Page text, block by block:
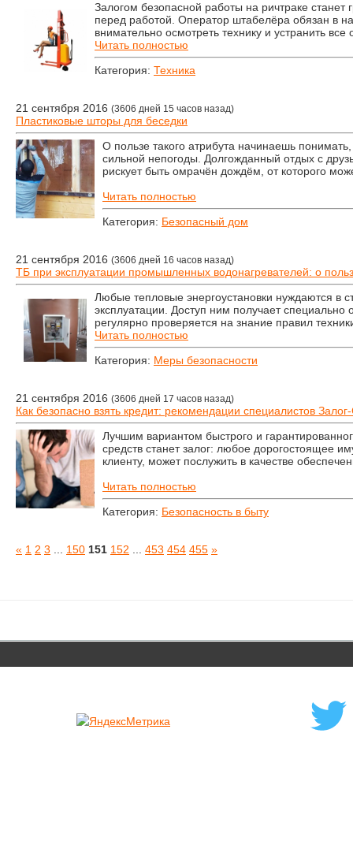
Залогом безопасной работы на ричтраке станет
перед работой. Оператор штабелёра обязан в
внимательно осмотреть технику и устранить
Читать полностью
Категория: Техника
21 сентября 2016 (3606 дней 15 часов назад)
Пластиковые шторы для беседки
О пользе такого атрибута начинаешь
сильной непогоды. Долгожданный отдых с
рискует быть омрачён дождём, от которого
Читать полностью
Категория: Безопасный дом
21 сентября 2016 (3606 дней 16 часов назад)
ТБ при эксплуатации промышленных водонагревателей: о
Любые тепловые энергоустановки нуждаются в
эксплуатации. Доступ ним получает
регулярно проверяется на знание правил
Читать полностью
Категория: Меры безопасности
21 сентября 2016 (3606 дней 17 часов назад)
Как безопасно взять кредит: рекомендации специалистов
Лучшим вариантом быстрого и
средств станет залог: любое дорогостоящее
клиенту, может послужить в качестве
Читать полностью
Категория: Безопасность в быту
« 1 2 3 150 151 152 453 454 455 »